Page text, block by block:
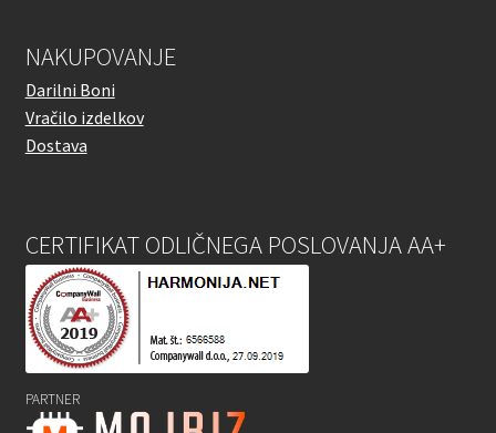
NAKUPOVANJE
Darilni Boni
Vračilo izdelkov
Dostava
CERTIFIKAT ODLIČNEGA POSLOVANJA AA+
PARTNER